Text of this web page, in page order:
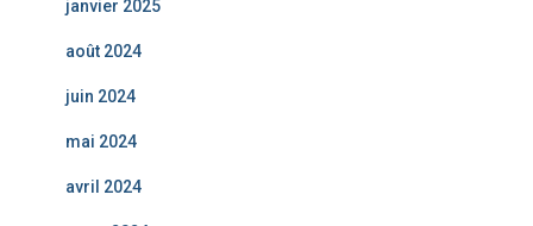
janvier 2025
août 2024
juin 2024
mai 2024
avril 2024